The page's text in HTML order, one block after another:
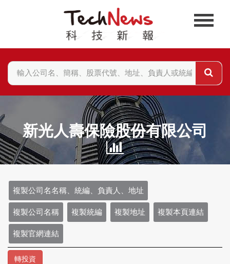
新光人壽保險股份有限公司
複製公司名名稱、統編、負責人、地址
複製公司名稱 複製統編 複製地址 複製本頁連結
複製官網連結
轉投資